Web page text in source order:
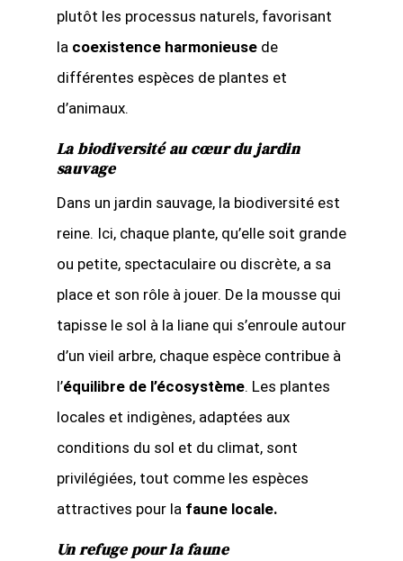
plutôt les processus naturels, favorisant
la coexistence harmonieusede
différentes espèces de plantes et
d’animaux.
La biodiversité au cœur du jardin
sauvage
Dans un jardin sauvage, la biodiversité est
reine. Ici, chaque plante, qu’elle soit grande
ou petite, spectaculaire ou discrète, a sa
place et son rôle à jouer. De la mousse qui
tapisse le sol à la liane qui s’enroule autour
d’un vieil arbre, chaque espèce contribue à
l’équilibre de l’écosystème. Les plantes
locales et indigènes, adaptées aux
conditions du sol et du climat, sont
privilégiées, tout comme les espèces
attractives pour la faune locale.
Un refuge pour la faune